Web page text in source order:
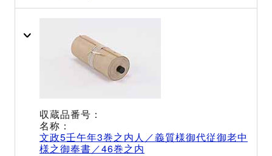
文政5壬午年3巻之内人／義質様御代従御老中
様之御奉書／46巻之内